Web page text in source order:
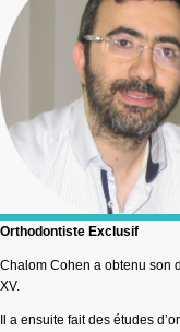
Orthodontiste Exclusif
Chalom Cohen a obtenu son
XV.
Il a ensuite fait des études